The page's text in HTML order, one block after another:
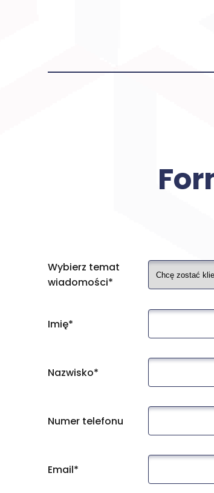
Wybierz temat
wiadomości*
Imię*
Nazwisko*
Numer telefonu
Email*